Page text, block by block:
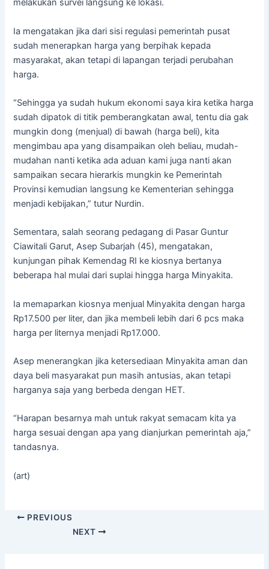
melakukan survei langsung ke lokasi.
Ia mengatakan jika dari sisi regulasi pemerintah pusat
sudah menerapkan harga yang berpihak kepada
masyarakat, akan tetapi di lapangan terjadi perubahan
harga.
“Sehingga ya sudah hukum ekonomi saya kira ketika harga
sudah dipatok di titik pemberangkatan awal, tentu dia gak
mungkin dong (menjual) di bawah (harga beli), kita
mengimbau apa yang disampaikan oleh beliau, mudah-
mudahan nanti ketika ada aduan kami juga nanti akan
sampaikan secara hierarkis mungkin ke Pemerintah
Provinsi kemudian langsung ke Kementerian sehingga
menjadi kebijakan,” tutur Nurdin.
Sementara, salah seorang pedagang di Pasar Guntur
Ciawitali Garut, Asep Subarjah (45), mengatakan,
kunjungan pihak Kemendag RI ke kiosnya bertanya
beberapa hal mulai dari suplai hingga harga Minyakita.
Ia memaparkan kiosnya menjual Minyakita dengan harga
Rp17.500 per liter, dan jika membeli lebih dari 6 pcs maka
harga per liternya menjadi Rp17.000.
Asep menerangkan jika ketersediaan Minyakita aman dan
daya beli masyarakat pun masih antusias, akan tetapi
harganya saja yang berbeda dengan HET.
“Harapan besarnya mah untuk rakyat semacam kita ya
harga sesuai dengan apa yang dianjurkan pemerintah aja,”
tandasnya.
(art)
PREVIOUS
NEXT